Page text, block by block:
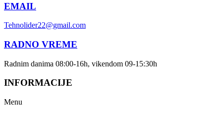
EMAIL
Tehnolider22@gmail.com
RADNO VREME
Radnim danima 08:00-16h, vikendom 09-15:30h
INFORMACIJE
Menu